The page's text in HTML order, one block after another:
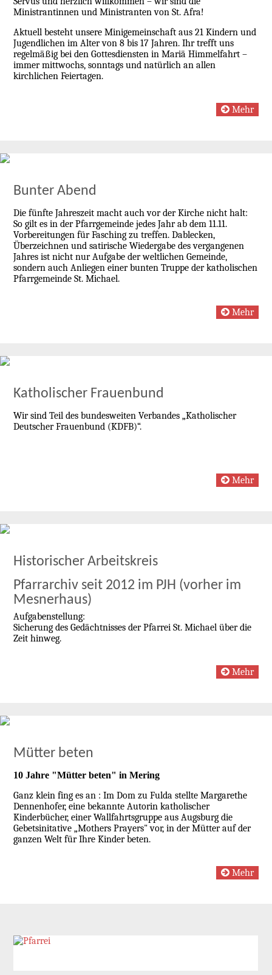
Ministrantinnen und Ministranten von St. Afra!
Aktuell besteht unsere Minigemeinschaft aus 21 Kindern und
Jugendlichen im Alter von 8 bis 17 Jahren. Ihr trefft uns
regelmäßig bei den Gottesdiensten in Mariä Himmelfahrt –
immer mittwochs, sonntags und natürlich an allen
kirchlichen Feiertagen.
Mehr
Bunter Abend
Die fünfte Jahreszeit macht auch vor der Kirche nicht halt:
So gilt es in der Pfarrgemeinde jedes Jahr ab dem 11.11.
Vorbereitungen für Fasching zu treffen. Dablecken,
Überzeichnen und satirische Wiedergabe des vergangenen
Jahres ist nicht nur Aufgabe der weltlichen Gemeinde,
sondern auch Anliegen einer bunten Truppe der katholischen
Pfarrgemeinde St. Michael.
Mehr
Katholischer Frauenbund
Wir sind Teil des bundesweiten Verbandes„Katholischer
Deutscher Frauenbund (KDFB)“.
Mehr
Historischer Arbeitskreis
Pfarrarchiv seit 2012 im PJH (vorher im
Mesnerhaus)
Aufgabenstellung:
Sicherung des Gedächtnisses der Pfarrei St. Michael über die
Zeit hinweg.
Mehr
Mütter beten
10 Jahre "Mütter beten" in Mering
Ganz klein fing es an : Im Dom zu Fulda stellte Margarethe
Dennenhofer, eine bekannte Autorin katholischer
Kinderbücher, einer Wallfahrtsgruppe aus Augsburg die
Gebetsinitative „Mothers Prayers" vor, in der Mütter auf der
ganzen Welt für Ihre Kinder beten.
Mehr